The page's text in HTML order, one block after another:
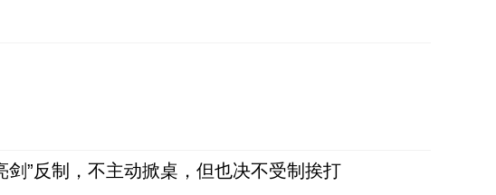
剑”反制，不主动掀桌，但也决不受制挨打